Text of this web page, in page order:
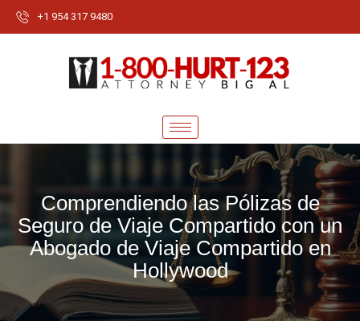
+1 954 317 9480
Comprendiendo las Pólizas de
Seguro de Viaje Compartido con un
Abogado de Viaje Compartido en
Hollywood